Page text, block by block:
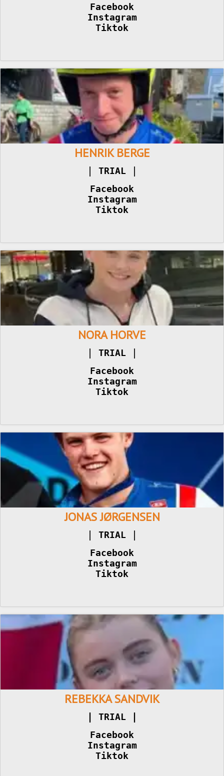
Facebook
Instagram
Tiktok
HENRIK BERGE
| TRIAL |
Facebook
Instagram
Tiktok
NORA HORVE
| TRIAL
Facebook
Instagram
Tiktok
JONAS JØRGENSEN
| TRIAL
Facebook
Instagram
Tiktok
REBEKKA SANDVIK
| TRIAL |
Facebook
Instagram
Tiktok